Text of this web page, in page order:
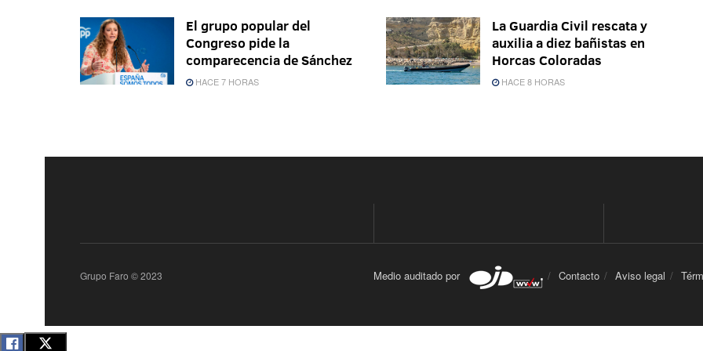
El grupo popular del
Congreso pide la
comparecencia de Sánchez
HACE 7 HORAS
La Guardia Civil rescata y
auxilia a diez bañistas en
Horcas Coloradas
HACE 8 HORAS
Medio auditado por Contacto Aviso legal
Grupo Faro © 2023